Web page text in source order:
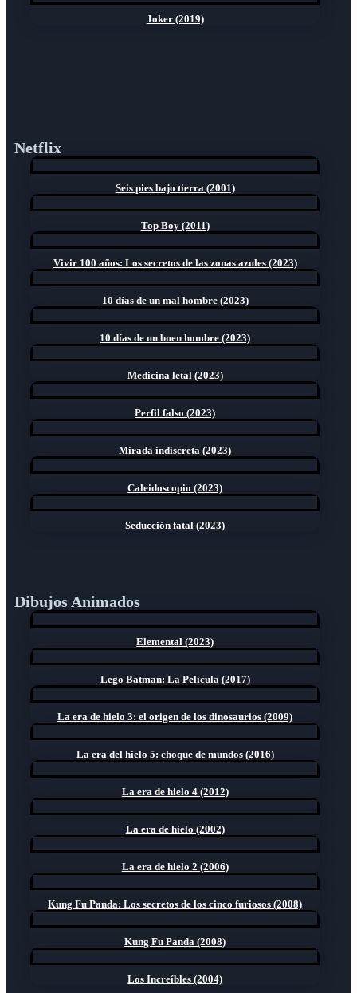
Joker (2019)
Netflix
Seis pies bajo tierra (2001)
Top Boy (2011)
Vivir 100 años: Los secretos de las zonas azules (2023)
10 días de un mal hombre (2023)
10 días de un buen hombre (2023)
Medicina letal (2023)
Perfil falso (2023)
Mirada indiscreta (2023)
Caleidoscopio (2023)
Seducción fatal (2023)
Dibujos Animados
Elemental (2023)
Lego Batman: La Película (2017)
La era de hielo 3: el origen de los dinosaurios (2009)
La era del hielo 5: choque de mundos (2016)
La era de hielo 4 (2012)
La era de hielo (2002)
La era de hielo 2 (2006)
Kung Fu Panda: Los secretos de los cinco furiosos (2008)
Kung Fu Panda (2008)
Los Increíbles (2004)